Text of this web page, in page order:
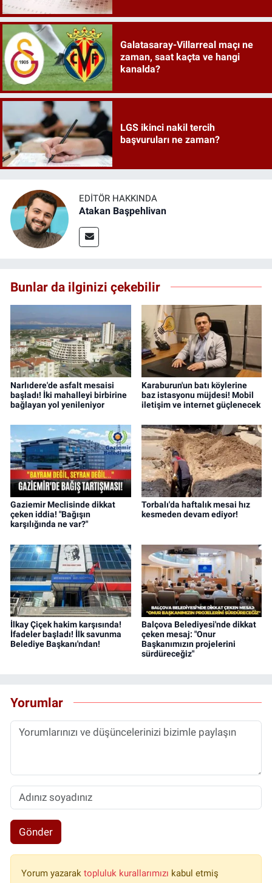
Galatasaray-Villarreal maçı ne
zaman, saat kaçta ve hangi
kanalda?
LGS ikinci nakil tercih
başvuruları ne zaman?
EDITÖR HAKKINDA
Atakan Başpehlivan
Bunlar da ilginizi çekebilir
Narlıdere'de asfalt mesaisi
başladı! İki mahalleyi birbirine
bağlayan yol yenileniyor
Karaburun'un batı köylerine
baz istasyonu müjdesi! Mobil
iletişim ve internet güçlenecek
Gaziemir Meclisinde dikkat
çeken iddia! "Bağışın
karşılığında ne var?"
Torbalı'da haftalık mesai hız
kesmeden devam ediyor!
İlkay Çiçek hakim karşısında!
İfadeler başladı! İlk savunma
Belediye Başkanı'ndan!
Balçova Belediyesi'nde dikkat
çeken mesaj: "Onur
Başkanımızın projelerini
sürdüreceğiz"
Yorumlar
Gönder
Yorum yazarak topluluk kurallarımızı kabul etmiş